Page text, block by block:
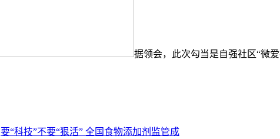
据领会，此次勾当是自强社区“微
要“科技”不要“狠活” 全国食物添加剂监管成